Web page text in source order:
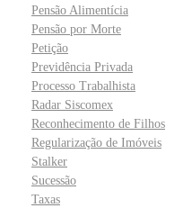
Pensão Alimentícia
Pensão por Morte
Petição
Previdência Privada
Processo Trabalhista
Radar Siscomex
Reconhecimento de Filhos
Regularização de Imóveis
Stalker
Sucessão
Taxas